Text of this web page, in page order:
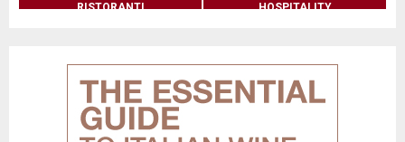
RISTORANTI HOSPITALITY